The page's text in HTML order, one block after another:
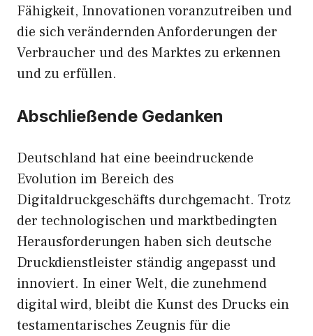
Fähigkeit, Innovationen voranzutreiben und
die sich verändernden Anforderungen der
Verbraucher und des Marktes zu erkennen
und zu erfüllen.
Abschließende Gedanken
Deutschland hat eine beeindruckende
Evolution im Bereich des
Digitaldruckgeschäfts durchgemacht. Trotz
der technologischen und marktbedingten
Herausforderungen haben sich deutsche
Druckdienstleister ständig angepasst und
innoviert. In einer Welt, die zunehmend
digital wird, bleibt die Kunst des Drucks ein
testamentarisches Zeugnis für die